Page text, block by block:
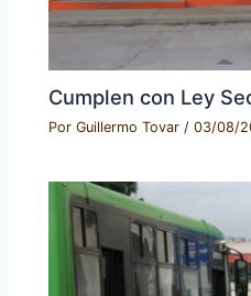
Cumplen con Ley
PorGuillermo Tovar /03/08/